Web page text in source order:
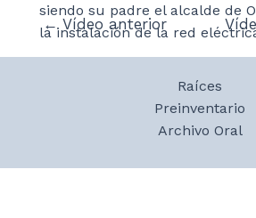
siendo su padre el alcalde de
la instalación de la red
Navegación
←Vídeo anterior
Raíces
Preinventario
Archivo Oral